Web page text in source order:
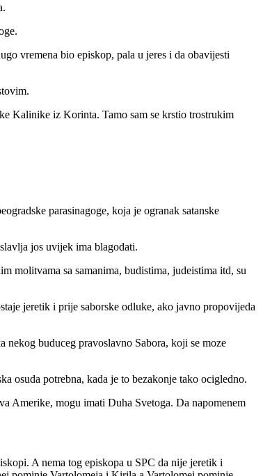
vremena bio episkop, pala u jeres i da obavijesti
Kalinike iz Korinta. Tamo sam se krstio trostrukim
parasinagoge, koja je ogranak satanske
jos uvijek ima blagodati.
molitvama sa samanima, budistima, judeistima itd, su
jeretik i prije saborske odluke, ako javno propovijeda
buduceg pravoslavno Sabora, koji se moze
osuda potrebna, kada je to bezakonje tako ocigledno.
Amerike, mogu imati Duha Svetoga. Da napomenem
A nema tog episkopa u SPC da nije jeretik i